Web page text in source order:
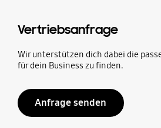
Vertriebsanfrage
Wir unterstützen dich dabei die
für dein Business zu finden.
Anfrage senden